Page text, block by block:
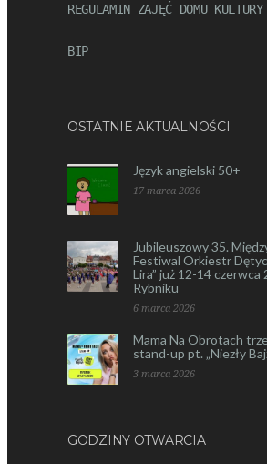
REGULAMIN ZAJĘĆ DOMU KULTURY
BIP
OSTATNIE AKTUALNOŚCI
Język angielski 50+
17 marca 2026
Jubileuszowy 35.
Festiwal Orkiestr
Lira” już 12-14 czerwca
Rybniku
6 marca 2026
Mama Na Obrotach
stand-up pt. „Niezły
3 marca 2026
GODZINY OTWARCIA